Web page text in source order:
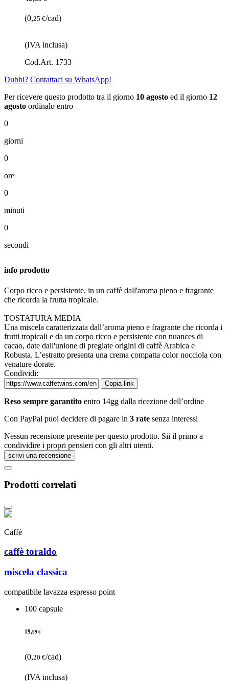
(0,25 €/cad)
(IVA inclusa)
Cod.Art. 1733
Dubbi? Contattaci su WhatsApp!
Per ricevere questo prodotto tra il giorno 10 agosto ed il giorno 12
agosto ordinalo entro
0
giorni
0
ore
0
minuti
0
secondi
info prodotto
Corpo ricco e persistente, in un caffè dall'aroma pieno e fragrante
che ricorda la frutta tropicale.
TOSTATURA MEDIA
Una miscela caratterizzata dall’aroma pieno e fragrante che ricorda i
frutti tropicali e da un corpo ricco e persistente con nuances di
cacao, date dall'unione di pregiate origini di caffè Arabica e
Robusta. L’estratto presenta una crema compatta color nocciola con
venature dorate.
Condividi:
Copia link
Reso sempre garantito entro 14gg dalla ricezione dell’ordine
Con PayPal puoi decidere di pagare in 3 rate senza interessi
Nessun recensione presente per questo prodotto. Sii il primo a
condividire i propri pensieri con gli altri utenti.
scrivi una recensione
Prodotti correlati
Caffè
caffè toraldo
miscela classica
compatibile lavazza espresso point
100 capsule
19,99 €
(0,20 €/cad)
(IVA inclusa)